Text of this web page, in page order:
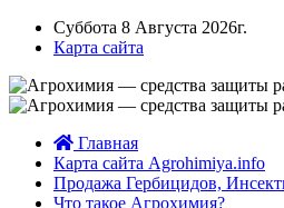
Суббота 8 Августа 2026г.
Карта сайта
Главная
Карта сайта Agrohimiya.info
Продажа Гербицидов,
Что такое Агрохимия?